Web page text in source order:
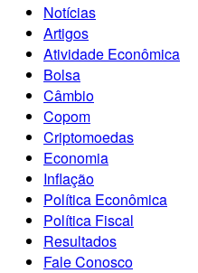
Notícias
Artigos
Atividade Econômica
Bolsa
Câmbio
Copom
Criptomoedas
Economia
Inflação
Política Econômica
Política Fiscal
Resultados
Fale Conosco